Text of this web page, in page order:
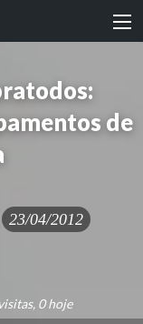
de
23/04/2012
0 hoje